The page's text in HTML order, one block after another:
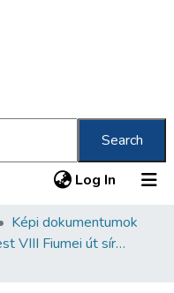
Search
Log In (current)
Képi dokumentumok
Budapest VIII Fiumei út sírkert 3. rész